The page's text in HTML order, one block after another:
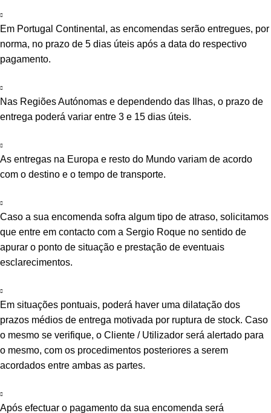
Em Portugal Continental, as encomendas serão entregues, por
norma, no prazo de 5 dias úteis após a data do respectivo
pagamento.
Nas Regiões Autónomas e dependendo das Ilhas, o prazo de
entrega poderá variar entre 3 e 15 dias úteis.
As entregas na Europa e resto do Mundo variam de acordo
com o destino e o tempo de transporte.
Caso a sua encomenda sofra algum tipo de atraso, solicitamos
que entre em contacto com a Sergio Roque no sentido de
apurar o ponto de situação e prestação de eventuais
esclarecimentos.
Em situações pontuais, poderá haver uma dilatação dos
prazos médios de entrega motivada por ruptura de stock. Caso
o mesmo se verifique, o Cliente / Utilizador será alertado para
o mesmo, com os procedimentos posteriores a serem
acordados entre ambas as partes.
Após efectuar o pagamento da sua encomenda será